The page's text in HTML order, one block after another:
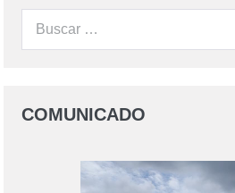
COMUNICADO